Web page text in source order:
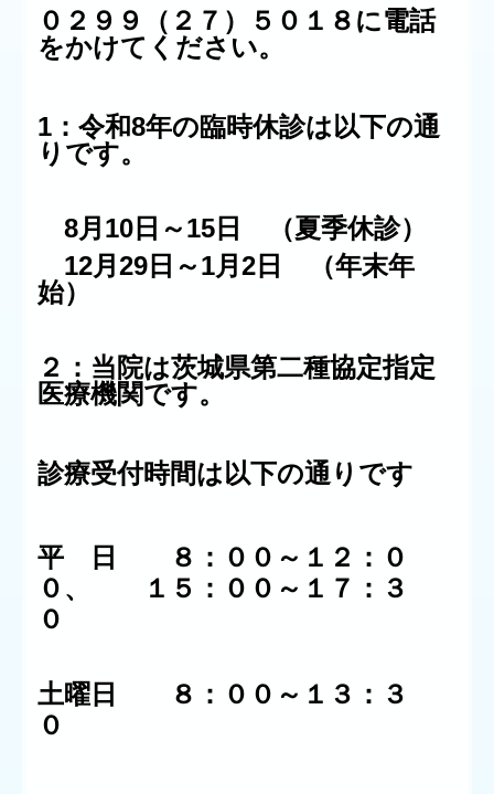
０２９９（２７）５０１８に電話
をかけてください。
1 ：令和8年の臨時休診は以下の通
りです。
8月10日～15日 （夏季休診）
12月29日～1月2日 （年末年
始）
２：当院は茨城県第二種協定指定
医療機関です。
診療受付時間は以下の通りです
平 日 ８：００～１２：０
０、 １５：００～１７：３
０
土曜日 ８：００～１３：３
０